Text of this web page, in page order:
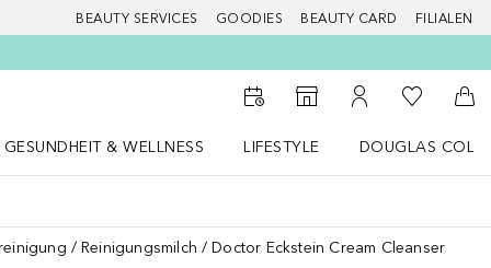
BEAUTY SERVICES GOODIES BEAUTY CARD FILIALEN
Zum Storefinder
Zu Meinem
Zu Meiner
GESUNDHEIT & WELLNESS
LIFESTYLE
DOUGLAS
Reinigungsmilch Doctor Eckstein Cream Cleanser